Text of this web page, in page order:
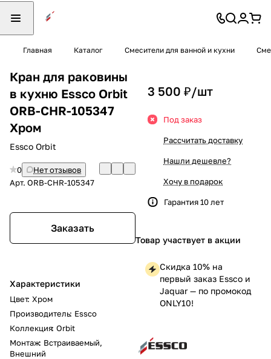
Главная Каталог Смесители для ванной и кухни
Кран для раковины
в кухню Essco Orbit
ORB-CHR-105347
Хром
Essco Orbit
0
Нет отзывов
Арт. ORB-CHR-105347
Заказать
Характеристики
Цвет: Хром
Производитель: Essco
Коллекция: Orbit
Монтаж: Встраиваемый,
Внешний
3 500 ₽/шт
Под заказ
Рассчитать доставку
Нашли дешевле?
Хочу в подарок
Гарантия 10 лет
Товар участвует в акции
Скидка 10% на
первый заказ Essco и
Jaquar — по промокод
ONLY10!